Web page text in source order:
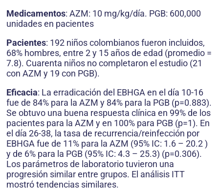
Medicamentos: AZM: 10 mg/kg/día. PGB: 600,000
unidades en pacientes
Pacientes: 192 niños colombianos fueron incluidos,
68% hombres, entre 2 y 15 años de edad (promedio =
7.8). Cuarenta niños no completaron el estudio (21
con AZM y 19 con PGB).
Eficacia: La erradicación del EBHGA en el día 10-16
fue de 84% para la AZM y 84% para la PGB (p=0.883).
Se obtuvo una buena respuesta clínica en 99% de los
pacientes para la AZM y en 100% para PGB (p=1). En
el día 26-38, la tasa de recurrencia/reinfección por
EBHGA fue de 11% para la AZM (95% IC: 1.6 – 20.2 )
y de 6% para la PGB (95% IC: 4.3 – 25.3) (p=0.306).
Los parámetros de laboratorio tuvieron una
progresión similar entre grupos. El análisis ITT
mostró tendencias similares.